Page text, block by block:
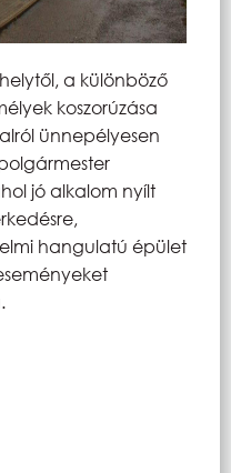
a különböző
koszorúzása
ünnepélyesen
jó alkalom nyílt
hangulatú épület